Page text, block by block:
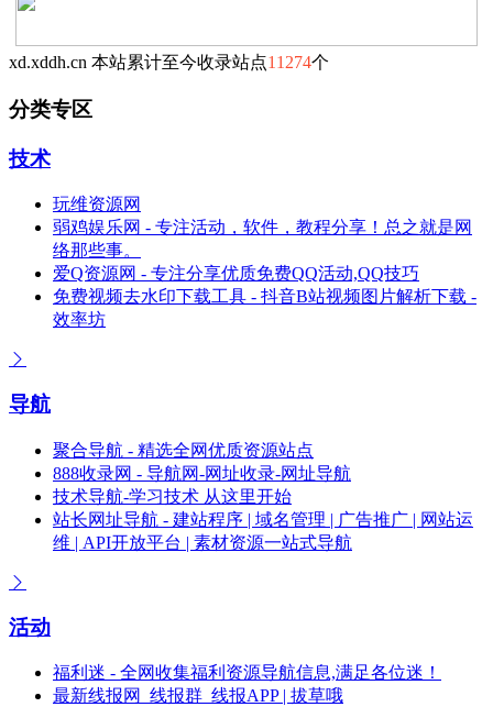
xd.xddh.cn 本站累计至今收录站点11274个
分类专区
技术
玩维资源网
弱鸡娱乐网 - 专注活动，软件，教程分享！总之就是网
络那些事。
爱Q资源网 - 专注分享优质免费QQ活动,QQ技巧
免费视频去水印下载工具 - 抖音B站视频图片解析下载 -
效率坊
导航
聚合导航 - 精选全网优质资源站点
888收录网 - 导航网-网址收录-网址导航
技术导航-学习技术 从这里开始
站长网址导航 - 建站程序 | 域名管理 | 广告推广 | 网站运
维 | API开放平台 | 素材资源一站式导航
活动
福利迷 - 全网收集福利资源导航信息,满足各位迷！
最新线报网_线报群_线报APP | 拔草哦